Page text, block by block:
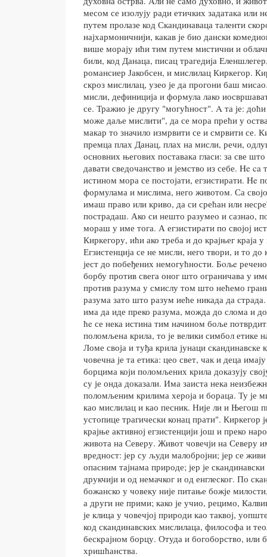
месом се изолују ради етичких задатака или
путем пролазе код Скандинаваца таленти
најхармоничнији, какав је био дански
више морају ићи тим путем мистични и
били, код Данаца, писац трагедија
романсиер Јакобсен, и мислилац Киркегор.
скроз мислилац, узео је да прогони баш
мисли, дефиниција и формула лако
се. Тражио је другу "могућност". A та је:
може даље мислити", да се мора прећи у
макар то значило измрвити се и смрвити се.
премца плах Данац, плах на мисли, речи,
основних његових поставака гласи: за све
давати сведочанство и јемство из себе. He ca
истином мора се постојати, егзистирати. He
формулама и мислима, него животом. Са
имаш право или криво, да си срећан или
пострадаш. Ако си нешто разумео и сазнао,
мораш у име тога. А егзистирати по својој
Киркегору, ићи ако треба и до крајњег краја
Егзистенција се не мисли, него твори, и то
јест до побеђених немогућности. Бoљe
борбу против свега оног што ограничава у
против разума у смислу том што нећемо
разума зато што разум иеће никада да
има да иде преко разума, можда до слома и
ћe се нека истина тим начином боље
поломљена крила, то је велики симбол етике
Ломе своја и туђа крила јунаци
човечна је та етика: цео свет, чак и деца
борцима који поломљених крила доказују
су је онда доказали. Има заиста нека
поломљеним крилима хероја и бораца. Ту је
као мислилац и као песник. Није ли и Његош
устопице трагически конац прати". Киркегор
крајње активној егзистенцији још и преко
живота на Северу. Живот човечји на Северу
вредност: јер су људи малобројни; јер се
опасним тајнама природе; јер је
друкчији и од немачког и од енглеског. По
божанско у човеку није питање божје
а други не прими; како је учио, рецимо,
је клица у човечјој природи као таквој,
код скандинавских мислилаца, философа и
бескрајном борцу. Отуда и богоборство, или
хришћанства.